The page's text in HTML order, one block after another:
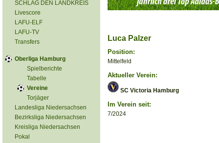
SCHLAG DEN LANDKREIS
Livescore
LAFU-ELF
LAFU-TV
Transfers
Oberliga Hamburg
Spielberichte
Tabelle
Vereine
Torjäger
Landesliga Niedersachsen
Bezirksliga Niedersachsen
Kreisliga Niedersachsen
Pokal
Luca Palzer
Position:
Mittelfeld
Aktueller Verein:
SC Victoria Hamburg
Im Verein seit:
7/2024